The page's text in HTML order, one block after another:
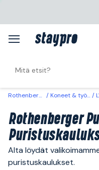
Rothenberger Koneet & työkalut
Rothenberger
Alta löydät
puristuskaulukset.